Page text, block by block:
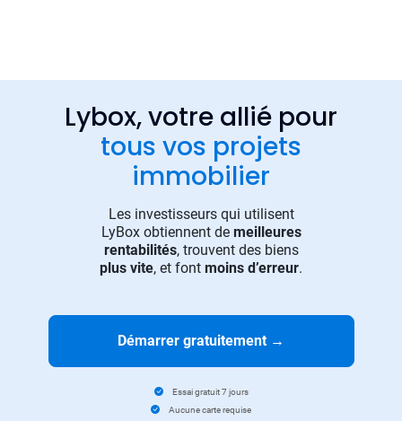
Lybox, votre allié pour
tous vos projets
immobilier
Les investisseurs qui utilisent
LyBox obtiennent de meilleures
rentabilités, trouvent des biens
plus vite, et font moins d’erreur.
Démarrer gratuitement →
Essai gratuit 7 jours
Aucune carte requise